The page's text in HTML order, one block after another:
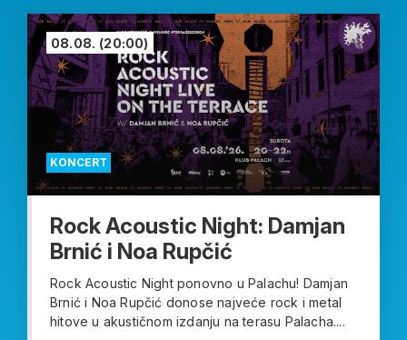
KONCERT
08.08. (20:00)
Rock Acoustic Night: Damjan
Brnić i Noa Rupčić
Rock Acoustic Night ponovno u Palachu! Damjan
Brnić i Noa Rupčić donose najveće rock i metal
hitove u akustičnom izdanju na terasu Palacha....